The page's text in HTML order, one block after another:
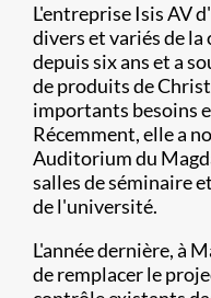
L'entreprise Isis AV
divers et variés de
depuis six ans et a
de produits de
importants besoins
Récemment, elle a
Auditorium du
salles de séminaire
de l'université.
L'année dernière, à
de remplacer le